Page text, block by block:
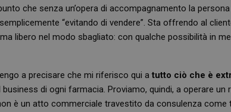
che senza un’opera di accompagnamento la
“evitando di vendere”. Sta offrendo al
libero nel modo sbagliato: con qualche possibilità in
a precisare che mi riferisco qui a tutto ciò che è
di ogni farmacia. Proviamo, quindi, a operare
è un atto commerciale travestito da consulenza come